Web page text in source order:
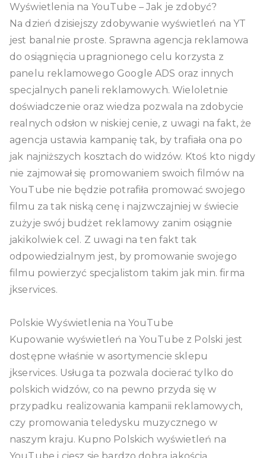
Wyświetlenia na YouTube – Jak je zdobyć?
Na dzień dzisiejszy zdobywanie wyświetleń na YT
jest banalnie proste. Sprawna agencja reklamowa
do osiągnięcia upragnionego celu korzysta z
panelu reklamowego Google ADS oraz innych
specjalnych paneli reklamowych. Wieloletnie
doświadczenie oraz wiedza pozwala na zdobycie
realnych odsłon w niskiej cenie, z uwagi na fakt, że
agencja ustawia kampanię tak, by trafiała ona po
jak najniższych kosztach do widzów. Ktoś kto nigdy
nie zajmował się promowaniem swoich filmów na
YouTube nie będzie potrafiła promować swojego
filmu za tak niską cenę i najzwczajniej w świecie
zużyje swój budżet reklamowy zanim osiągnie
jakikolwiek cel. Z uwagi na ten fakt tak
odpowiedzialnym jest, by promowanie swojego
filmu powierzyć specjalistom takim jak min. firma
jkservices.
Polskie Wyświetlenia na YouTube
Kupowanie wyświetleń na YouTube z Polski jest
dostępne właśnie w asortymencie sklepu
jkservices. Usługa ta pozwala docierać tylko do
polskich widzów, co na pewno przyda się w
przypadku realizowania kampanii reklamowych,
czy promowania teledysku muzycznego w
naszym kraju. Kupno Polskich wyświetleń na